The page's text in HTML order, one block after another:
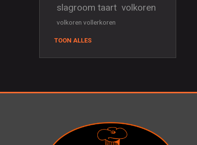
slagroom taart volkoren
volkoren vollerkoren
TOON ALLES